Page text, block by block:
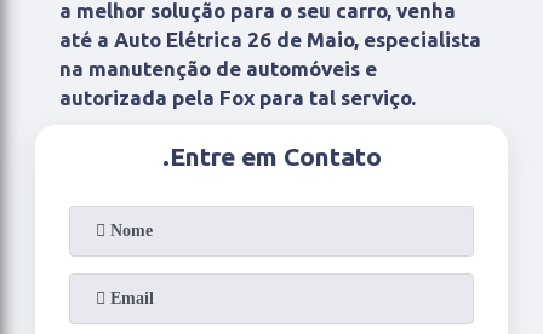
a melhor solução para o seu carro, venha
até a Auto Elétrica 26 de Maio, especialista
na manutenção de automóveis e
autorizada pela Fox para tal serviço.
.Entre em Contato